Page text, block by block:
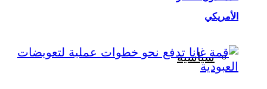
سياسية
الأمريكي